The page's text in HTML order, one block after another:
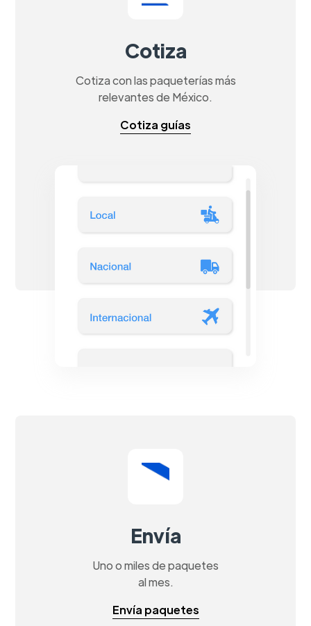
Cotiza
Cotiza con las paqueterías más
relevantes de México.
Cotiza guías
Envía
Uno o miles de paquetes
al mes.
Envía paquetes